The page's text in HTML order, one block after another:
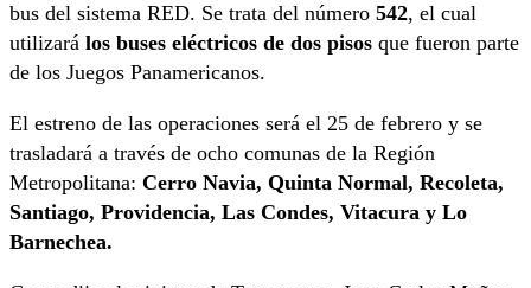
bus del sistema RED. Se trata del número 542, el cual
utilizará los buses eléctricos de dos pisos que fueron parte
de los Juegos Panamericanos.
El estreno de las operaciones será el 25 de febrero y se
trasladará a través de ocho comunas de la Región
Metropolitana: Cerro Navia, Quinta Normal, Recoleta,
Santiago, Providencia, Las Condes, Vitacura y Lo
Barnechea.